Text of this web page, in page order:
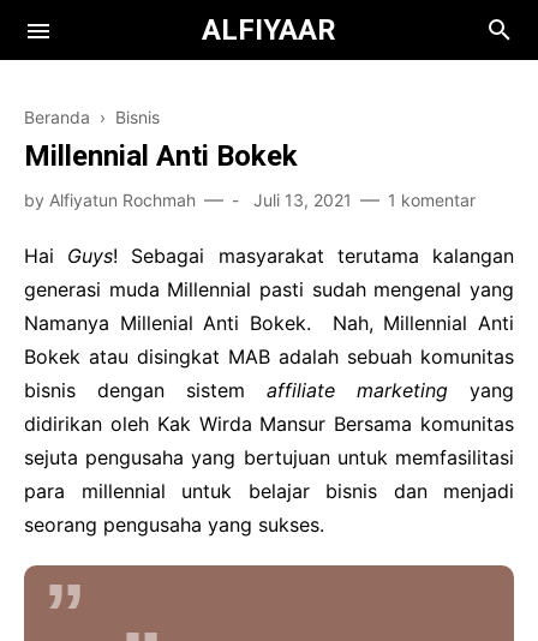
ALFIYAAR
Books
Film
Teknologi
Health
Kuliah
Bisnis
Cooking
Financial
Beranda › Bisnis
Millennial Anti Bokek
by Alfiyatun Rochmah - Juli 13, 2021 1 komentar
Hai Guys! Sebagai masyarakat terutama kalangan
generasi muda Millennial pasti sudah mengenal yang
Namanya Millenial Anti Bokek. Nah, Millennial Anti
Bokek atau disingkat MAB adalah sebuah komunitas
bisnis dengan sistem affiliate marketing yang
didirikan oleh Kak Wirda Mansur Bersama komunitas
sejuta pengusaha yang bertujuan untuk memfasilitasi
para millennial untuk belajar bisnis dan menjadi
seorang pengusaha yang sukses.